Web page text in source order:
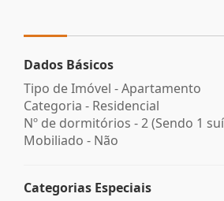
Dados Básicos
Tipo de Imóvel - Apartamento
Categoria - Residencial
Nº de dormitórios - 2 (Sendo 1
Mobiliado - Não
Categorias Especiais